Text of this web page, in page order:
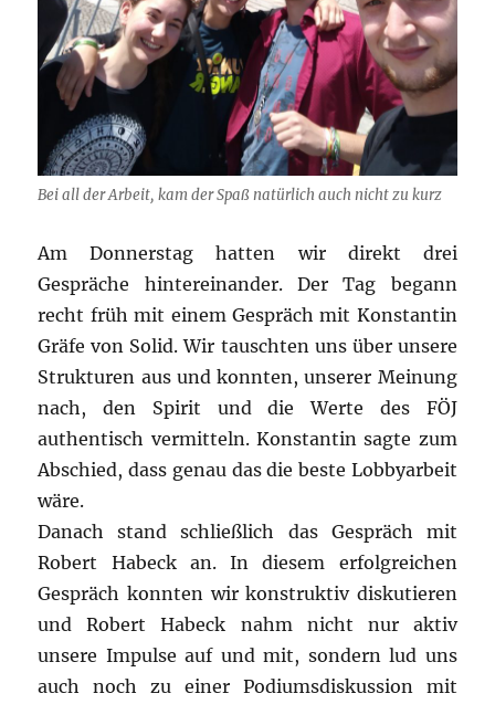
Bei all der Arbeit, kam der Spaß natürlich auch nicht zu kurz
Am Donnerstag hatten wir direkt drei
Gespräche hintereinander. Der Tag begann
recht früh mit einem Gespräch mit Konstantin
Gräfe von Solid. Wir tauschten uns über unsere
Strukturen aus und konnten, unserer Meinung
nach, den Spirit und die Werte des FÖJ
authentisch vermitteln. Konstantin sagte zum
Abschied, dass genau das die beste Lobbyarbeit
wäre.
Danach stand schließlich das Gespräch mit
Robert Habeck an. In diesem erfolgreichen
Gespräch konnten wir konstruktiv diskutieren
und Robert Habeck nahm nicht nur aktiv
unsere Impulse auf und mit, sondern lud uns
auch noch zu einer Podiumsdiskussion mit